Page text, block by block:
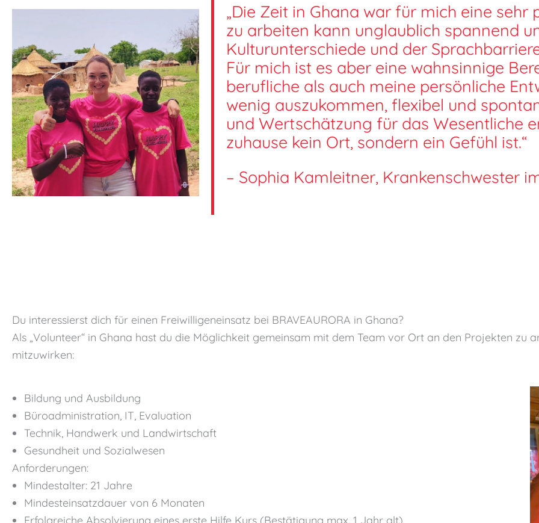
„Die Zeit in Ghana war für mich eine
zu arbeiten kann unglaublich spannend
Kulturunterschiede und der
Für mich ist es aber eine wahnsinnige
berufliche als auch meine persönliche
wenig auszukommen, flexibel und
und Wertschätzung für das Wesentliche
zuhause kein Ort, sondern ein Gefühl ist.“
– Sophia Kamleitner, Krankenschwester
Du interessierst dich für einen Freiwilligeneinsatz bei BRAVEAURORA in Ghana?
Als „Volunteer“ in Ghana hast du die Möglichkeit gemeinsam mit dem Team vor Ort an den Projekten zu
mitzuwirken:
Bildung und Ausbildung
Büroadministration, IT, Evaluation
Technik, Handwerk und Landwirtschaft
Gesundheit und Sozialwesen
Anforderungen:
Mindestalter: 21 Jahre
Mindesteinsatzdauer von 6 Monaten